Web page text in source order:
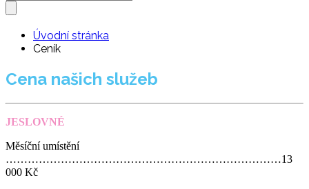
Úvodní stránka
Ceník
Cena našich služeb
JESLOVNÉ
Měsíční umístění
…………………………………………………………………13
000 Kč